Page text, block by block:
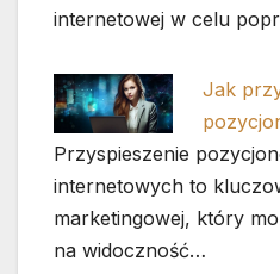
internetowej w celu
Jak
Przyspieszenie
internetowych to
marketingowej, który
na widoczność…